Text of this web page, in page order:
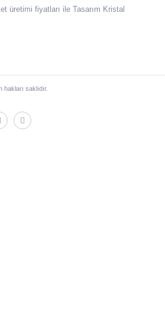
üretimi fiyatları ile Tasarım Kristal
saklıdır.